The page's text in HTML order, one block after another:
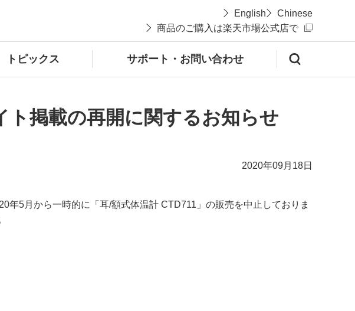
English
Chinese
商品のご購入は楽天市場公式店で
トピックス サポート・お問い合わせ
ト掲載の再開に関するお知らせ
2020年09月18日
5月から一時的に「耳/額式体温計 CTD711」の販売を中止しておりま